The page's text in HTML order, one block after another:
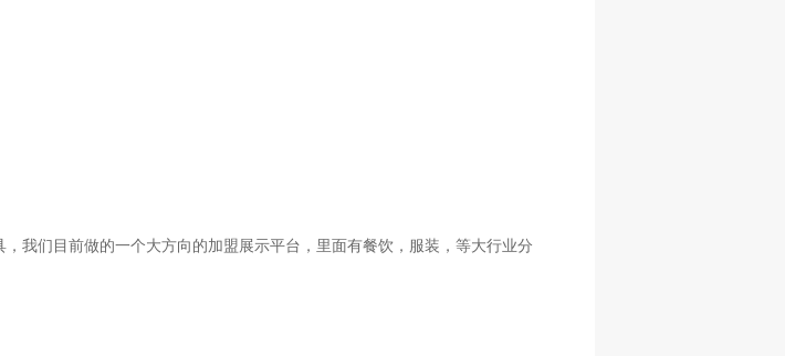
我们目前做的一个大方向的加盟展示平台，里面有餐饮，服装，等大行业分